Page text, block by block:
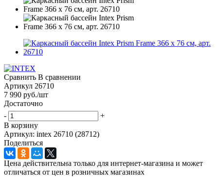
Сравнить В сравнении
Артикул 26710
7 990 руб./шт
Достаточно
-
+
В корзину
Артикул: intex 26710 (28712)
Поделиться
Цена действительна только для интернет-магазина и может
отличаться от цен в розничных магазинах